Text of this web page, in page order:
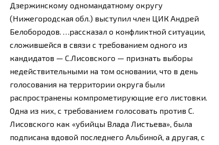
Дзержинскому одномандатному округу
(Нижегородская обл.) выступил член ЦИК Андрей
Белобородов. …рассказал о конфликтной ситуации,
сложившейся в связи с требованием одного из
кандидатов — С.Лисовского — признать выборы
недействительными на том основании, что в день
голосования на территории округа были
распространены компрометирующие его листовки.
Одна из них, с требованием голосовать против С.
Лисовского как «убийцы Влада Листьева», была
подписана вдовой последнего Альбиной, а другая, с